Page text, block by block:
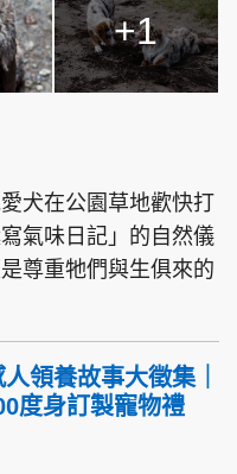
+1
犬在公園草地歡快打
氣味日記」的自然儀
尊重牠們與生俱來的
領養故事大徵集｜
度身訂製寵物禮